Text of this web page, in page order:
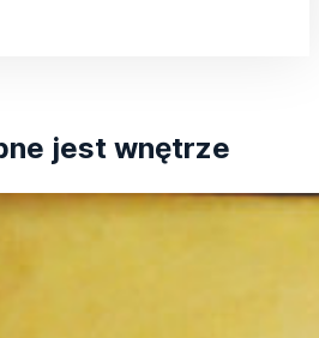
jest wnętrze